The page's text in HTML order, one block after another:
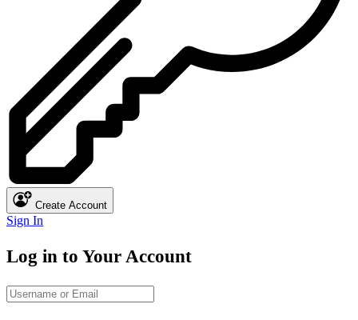
Create Account
Sign In
Log in to Your Account